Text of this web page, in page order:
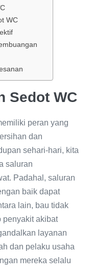
WC
Sedot WC
peran yang
dan
sehari-hari, kita
saluran
Padahal, saluran
baik dapat
lain, bau tidak
penyakit akibat
layanan
dan pelaku usaha
mereka selalu